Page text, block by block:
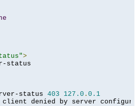
>
status
status 403 127.0 . 0.1
client denied by server